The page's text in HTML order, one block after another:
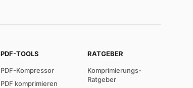
PDF-TOOLS
PDF-Kompressor
PDF komprimieren
RATGEBER
Komprimierungs-
Ratgeber